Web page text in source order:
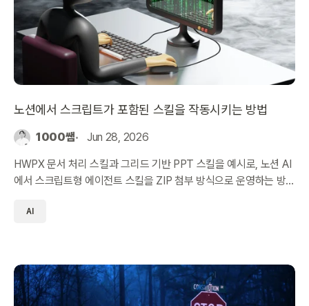
노션에서 스크립트가 포함된 스킬을 작동시키는 방법
1000쌤 Jun 28, 2026
HWPX 문서 처리 스킬과 그리드 기반 PPT 스킬을 예시로, 노션 AI
에서 스크립트형 에이전트 스킬을 ZIP 첨부 방식으로 운영하는 방
AI